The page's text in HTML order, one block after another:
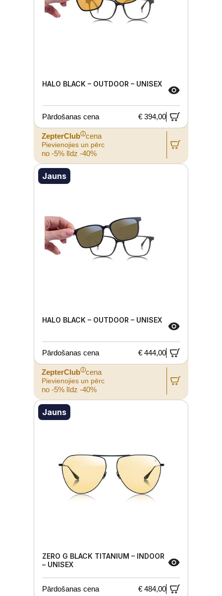
HALO BLACK – OUTDOOR – UNISEX
Pārdošanas cena € 394,00
ZepterClubⓘcena
Pievienojies un pērc
no -5% līdz -40%
Jauns
HALO BLACK – OUTDOOR – UNISEX
Pārdošanas cena € 444,00
ZepterClubⓘcena
Pievienojies un pērc
no -5% līdz -40%
Jauns
ZERO G BLACK TITANIUM – INDOOR
– UNISEX
Pārdošanas cena € 484,00